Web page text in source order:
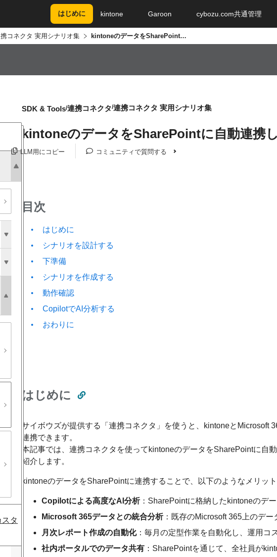
はじめに kintone Garoon cybozu.com共通管理
コネクタ 実用シナリオ集 kintoneのデータをSharePointに自動連携し、CopilotでAI分析する方法
タ
SDK & Tools連携コネクタ 連携コネクタ 実用シナリオ集
kintoneのデータをSharePointに自動連携
LLM用にコピー コミュニティで質問する
目次
はじめに
シナリオを設計する
下準備
シナリオを作成する
動作確認
CopilotでAI分析する
おわりに
はじめに
サイボウズが提供する「連携コネクタ」を使うと、kintoneとMicrosoft
連携できます。
本記事では、連携コネクタを使ってkintoneのデータをSharePointに自
紹介します。
kintoneのデータをSharePointに連携することで、以下のようなメリッ
Copilotによる高度なAI分析：SharePointに格納したkintoneのデ
Microsoft 365データとの統合分析：既存のMicrosoft 365上のデ
月次レポート作成の自動化：毎月の定型作業を自動化し、運用コ
社内ポータルでのデータ共有 ：SharePointを通じて、全社員が